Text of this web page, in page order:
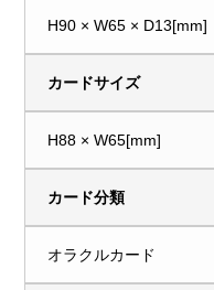
H90 × W65 × D13[mm]
カードサイズ
H88 × W65[mm]
カード分類
オラクルカード